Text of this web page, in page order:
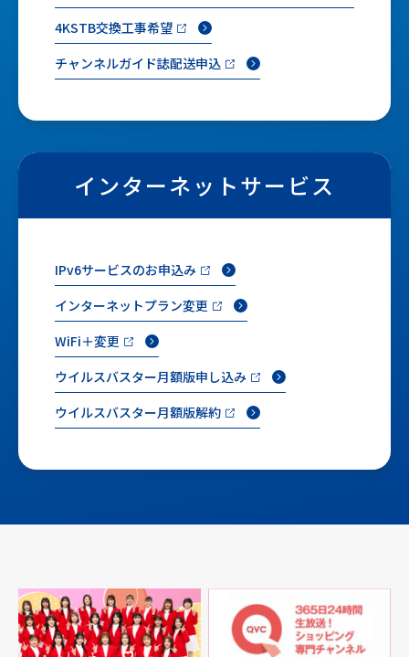
4KSTB交換工事希望
チャンネルガイド誌配送申込
インターネットサービス
IPv6サービスのお申込み
インターネットプラン変更
WiFi＋変更
ウイルスバスター月額版申し込み
ウイルスバスター月額版解約